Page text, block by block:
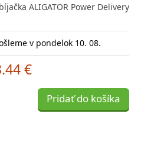
ALIGATOR Power Delivery
v pondelok 10. 08.
€
Pridať do košíka